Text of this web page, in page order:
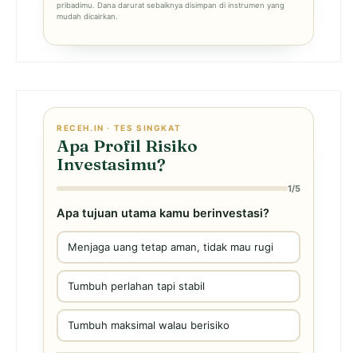
pribadimu. Dana darurat sebaiknya disimpan di instrumen yang
mudah dicairkan.
RECEH.IN · TES SINGKAT
Apa Profil Risiko
Investasimu?
1/5
Apa tujuan utama kamu berinvestasi?
Menjaga uang tetap aman, tidak mau rugi
Tumbuh perlahan tapi stabil
Tumbuh maksimal walau berisiko